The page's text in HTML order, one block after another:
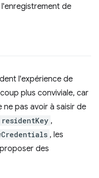
de
l'expérience de
plus conviviale, car
pas avoir à saisir de
residentKey ,
, les
des